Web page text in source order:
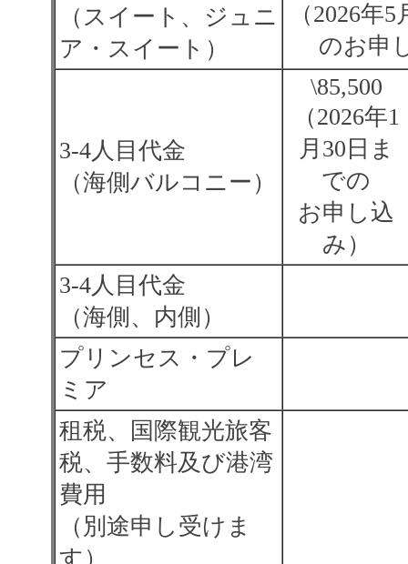
（スイート、ジュニ
ア・スイート）
（2026年
のお申
3-4人目代金
（海側バルコニー）
\85,500
（2026年1
月30日ま
での
お申し込
み）
3-4人目代金
（海側、内側）
プリンセス・プレ
ミア
租税、国際観光旅客
税、手数料及び港湾
費用
（別途申し受けま
す）